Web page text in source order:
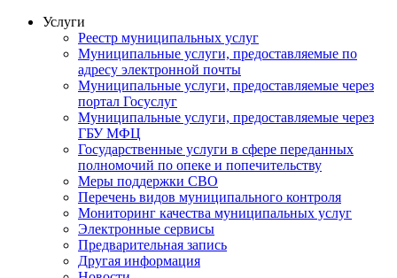
Услуги
Реестр муниципальных услуг
Муниципальные услуги, предоставляемые по
адресу электронной почты
Муниципальные услуги, предоставляемые через
портал Госуслуг
Муниципальные услуги, предоставляемые через
ГБУ МФЦ
Государственные услуги в сфере переданных
полномочий по опеке и попечительству
Меры поддержки СВО
Перечень видов муниципального контроля
Мониторинг качества муниципальных услуг
Электронные сервисы
Предварительная запись
Другая информация